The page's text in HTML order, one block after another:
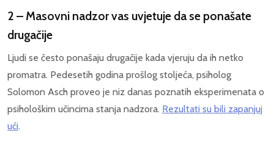
2 – Masovni nadzor vas uvjetuje da se ponašate
drugačije
Ljudi se često ponašaju drugačije kada vjeruju da ih netko
promatra. Pedesetih godina prošlog stoljeća, psiholog
Solomon Asch proveo je niz danas poznatih eksperimenata o
psihološkim učincima stanja nadzora. Rezultati su bili zapanjuj
ući.